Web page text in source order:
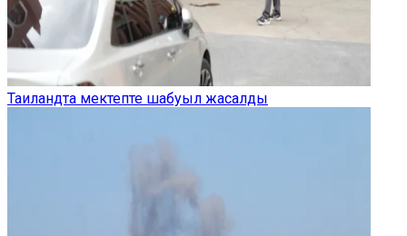
Таиландта мектепте шабуыл жасалды